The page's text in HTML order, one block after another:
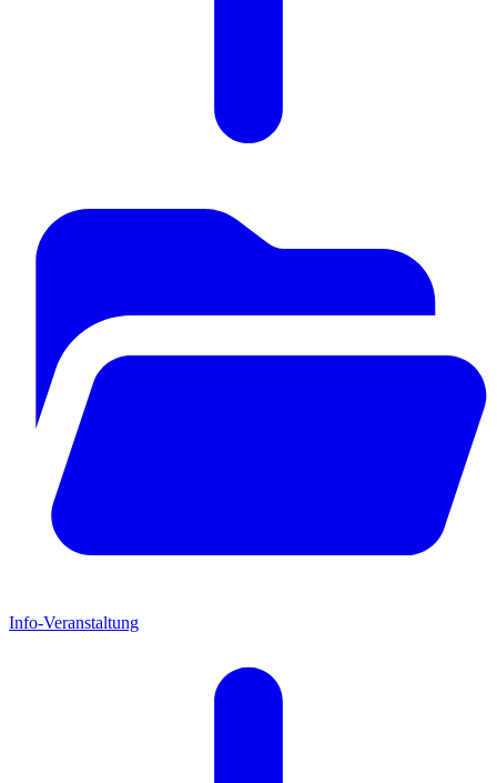
Info-Veranstaltung